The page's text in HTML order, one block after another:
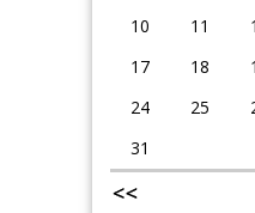
10
11
17
18
24
25
31